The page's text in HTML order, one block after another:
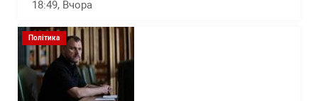
18:49, Вчора
Політика